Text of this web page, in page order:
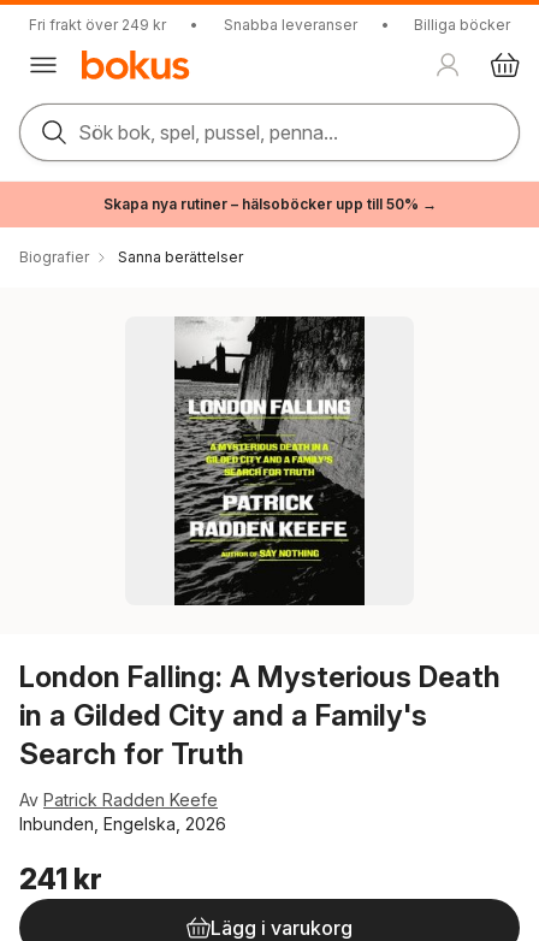
Fri frakt över 249 kr • Snabba leveranser • Billiga böcker
Sök bok, spel, pussel, penna...
Skapa nya rutiner – hälsoböcker upp till 50% →
Biografier Sanna berättelser
London Falling: A Mysterious Death
in a Gilded City and a Family's
Search for Truth
Av Patrick Radden Keefe
Inbunden, Engelska, 2026
241 kr
Lägg i varukorg